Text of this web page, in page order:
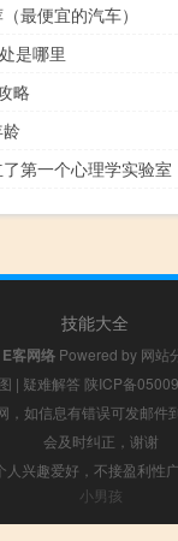
最便宜的汽车）
是哪里
略
第一个心理学实验室
技能大全
E客网络 Powered by 网站
| 疑难解答 陕ICP备
，如信息有错误可发邮件
会及时纠正，谢谢
人兴趣爱好，不接盈利性
小男孩